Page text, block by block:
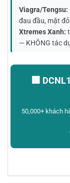
Viagra/Tengsu:
đau đầu, mặt
Xtremes Xanh:
— KHÔNG tác
🏢
50,000+ khách